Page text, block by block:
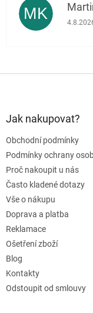
MK
Jak nakupovat?
Obchodní podmínky
Podmínky ochrany
Proč nakoupit u nás
Často kladené dotazy
Vše o nákupu
Doprava a platba
Reklamace
Ošetření zboží
Blog
Kontakty
Odstoupit od smlouvy